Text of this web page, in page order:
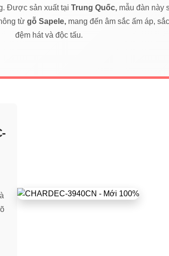
Được sản xuất tại Trung Quốc, mẫu đàn này
từgỗ Sapele, mang đến âm sắc ấm áp,
đệm hát và độc tấu.